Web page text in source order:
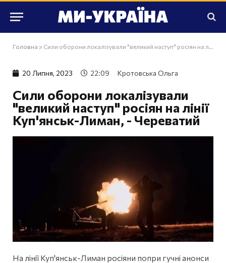
Головна » Сили оборони локалізували "великий наступ" росіян на лінії Куп'янськ-Лиман, - Череватий
20 Липня, 2023 22:09 Кротовська Ольга
Сили оборони локалізували
"великий наступ" росіян на лінії
Куп'янськ-Лиман, - Череватий
На лінії Куп'янськ-Лиман росіяни попри гучні анонси